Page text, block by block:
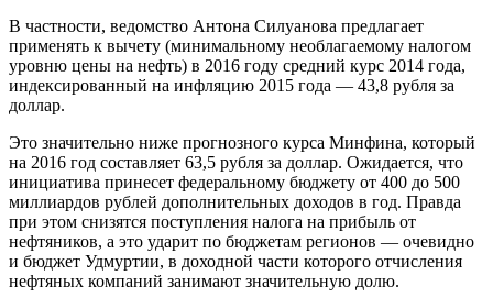
В частности, ведомство Антона Силуанова предлагает
применять к вычету (минимальному необлагаемому налогом
уровню цены на нефть) в 2016 году средний курс 2014 года,
индексированный на инфляцию 2015 года — 43,8 рубля за
доллар.
Это значительно ниже прогнозного курса Минфина, который
на 2016 год составляет 63,5 рубля за доллар. Ожидается, что
инициатива принесет федеральному бюджету от 400 до 500
миллиардов рублей дополнительных доходов в год. Правда
при этом снизятся поступления налога на прибыль от
нефтяников, а это ударит по бюджетам регионов — очевидно
и бюджет Удмуртии, в доходной части которого отчисления
нефтяных компаний занимают значительную долю.